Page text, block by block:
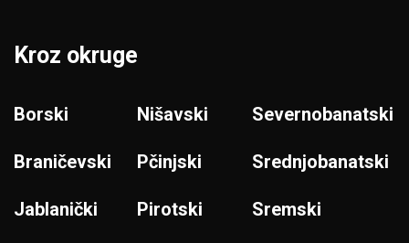
Kroz okruge
Borski
Braničevski
Jablanički
Nišavski
Pčinjski
Pirotski
Severnobanatski
Srednjobanatski
Sremski